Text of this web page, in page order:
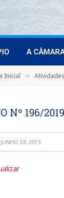
A
Inicial »
Nº 196/
DE 2019